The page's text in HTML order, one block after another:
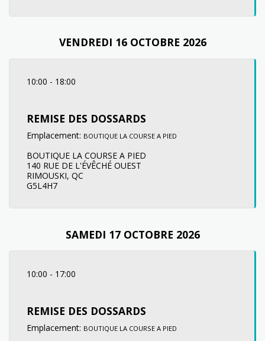
VENDREDI 16 OCTOBRE 2026
10:00 - 18:00
REMISE DES DOSSARDS
Emplacement: BOUTIQUE LA COURSE A PIED
BOUTIQUE LA COURSE A PIED
140 RUE DE L'ÉVÊCHÉ OUEST
RIMOUSKI, QC
G5L4H7
SAMEDI 17 OCTOBRE 2026
10:00 - 17:00
REMISE DES DOSSARDS
Emplacement: BOUTIQUE LA COURSE A PIED